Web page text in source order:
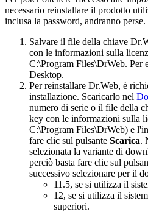
necessario reinstallare il prodotto
inclusa la password, andranno perse.
Salvare il file della chiave
con le informazioni sulla
C:\Program Files\DrWeb. Per
Desktop.
Per reinstallare Dr.Web, è
installazione. Scaricarlo nel
numero di serie o il file della
key con le informazioni sulla
C:\Program Files\DrWeb) e
fare clic sul pulsante Scarica.
selezionata la variante di
perciò basta fare clic sul
successivo selezionare per il
11.5, se si utilizza il
12, se si utilizza il
superiori.